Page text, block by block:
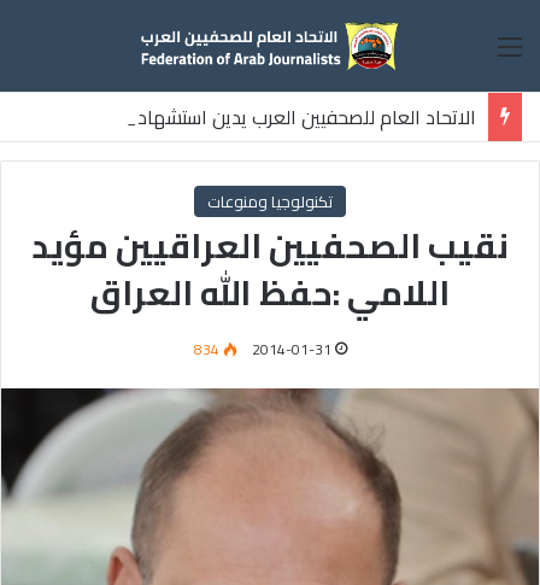
القائمة
الاتحاد العام للصحفيين العرب يدين استشهاد
ثلاثة صحفيين فلسطينيين باستهداف إسرائيلي وسط قطاع غزة
تكنولوجيا ومنوعات
نقيب الصحفيين العراقيين مؤيد
اللامي :حفظ الله العراق
2014-01-31
834